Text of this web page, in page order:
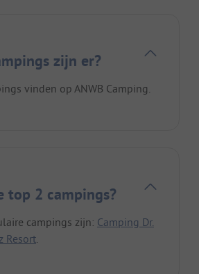
zijn er?
vinden op ANWB Camping.
top 2 campings?
campings zijn: Camping Dr.
Resort.